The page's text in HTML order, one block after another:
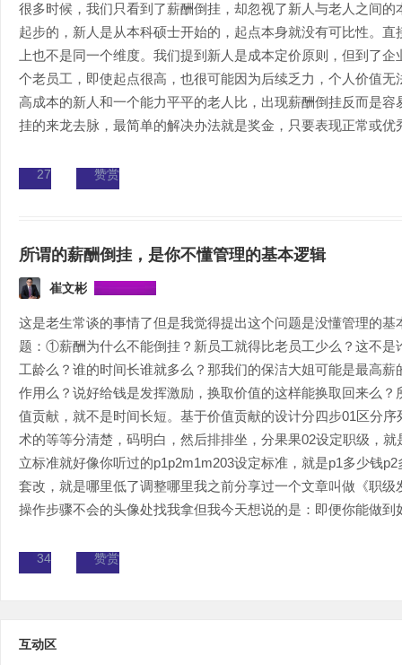
很多时候，我们只看到了薪酬倒挂，却忽视了新人与老人之间
起步的，新人是从本科硕士开始的，起点本身就没有可比性。
上也不是同一个维度。我们提到新人是成本定价原则，但到了
个老员工，即使起点很高，也很可能因为后续乏力，个人价值
高成本的新人和一个能力平平的老人比，出现薪酬倒挂反而是
挂的来龙去脉，最简单的解决办法就是奖金，只要表现正常或优
27 赞赏
所谓的薪酬倒挂，是你不懂管理的基本逻辑
崔文彬
这是老生常谈的事情了但是我觉得提出这个问题是没懂管理的
题：①薪酬为什么不能倒挂？新员工就得比老员工少么？这不
工龄么？谁的时间长谁就多么？那我们的保洁大姐可能是最高
作用么？说好给钱是发挥激励，换取价值的这样能换取回来么
值贡献，就不是时间长短。基于价值贡献的设计分四步01区分
术的等等分清楚，码明白，然后排排坐，分果果02设定职级，
立标准就好像你听过的p1p2m1m203设定标准，就是p1多少钱
套改，就是哪里低了调整哪里我之前分享过一个文章叫做《职
操作步骤不会的头像处找我拿但我今天想说的是：即便你能做到
34 赞赏
互动区